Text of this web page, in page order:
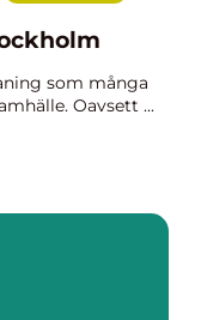
som många
Oavsett ...